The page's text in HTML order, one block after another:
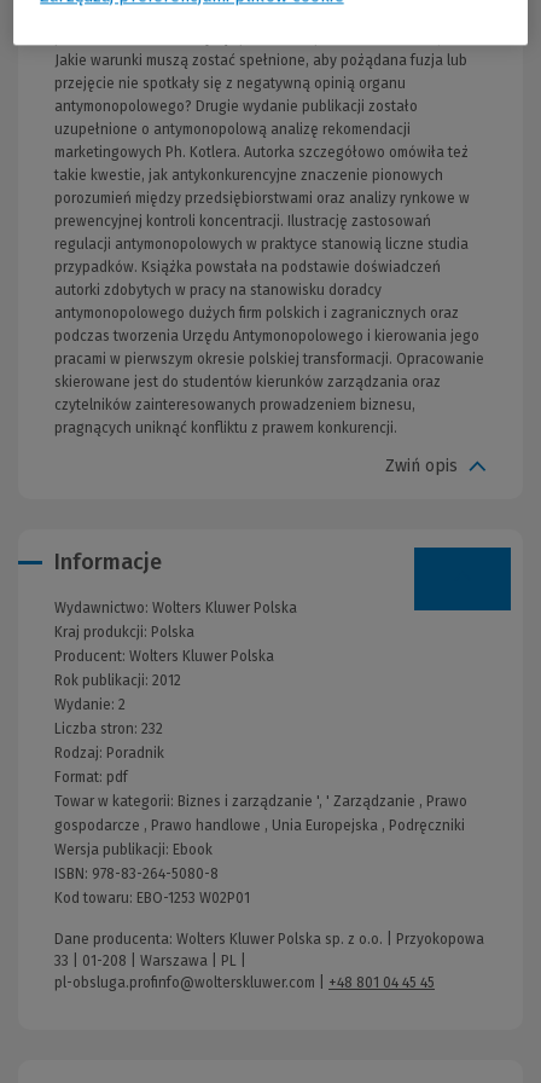
Jakie warunki muszą zostać spełnione, aby pożądana fuzja lub
przejęcie nie spotkały się z negatywną opinią organu
antymonopolowego? Drugie wydanie publikacji zostało
uzupełnione o antymonopolową analizę rekomendacji
marketingowych Ph. Kotlera. Autorka szczegółowo omówiła też
takie kwestie, jak antykonkurencyjne znaczenie pionowych
porozumień między przedsiębiorstwami oraz analizy rynkowe w
prewencyjnej kontroli koncentracji. Ilustrację zastosowań
regulacji antymonopolowych w praktyce stanowią liczne studia
przypadków. Książka powstała na podstawie doświadczeń
autorki zdobytych w pracy na stanowisku doradcy
antymonopolowego dużych firm polskich i zagranicznych oraz
podczas tworzenia Urzędu Antymonopolowego i kierowania jego
pracami w pierwszym okresie polskiej transformacji. Opracowanie
skierowane jest do studentów kierunków zarządzania oraz
czytelników zainteresowanych prowadzeniem biznesu,
pragnących uniknąć konfliktu z prawem konkurencji.
Zwiń opis
Informacje
Wydawnictwo: Wolters Kluwer Polska
Kraj produkcji: Polska
Producent: Wolters Kluwer Polska
Rok publikacji: 2012
Wydanie: 2
Liczba stron: 232
Rodzaj: Poradnik
Format: pdf
Towar w kategorii: Biznes i zarządzanie ', ' Zarządzanie , Prawo
gospodarcze , Prawo handlowe , Unia Europejska , Podręczniki
Wersja publikacji: Ebook
ISBN: 978-83-264-5080-8
Kod towaru: EBO-1253 W02P01
Dane producenta: Wolters Kluwer Polska sp. z o.o. | Przyokopowa
33 | 01-208 | Warszawa | PL |
pl-obsluga.profinfo@wolterskluwer.com
+48 801 04 45 45